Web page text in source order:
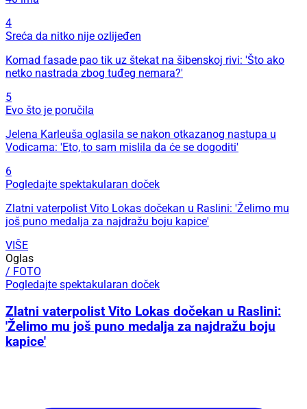
4
Sreća da nitko nije ozlijeđen
Komad fasade pao tik uz štekat na šibenskoj rivi: 'Što ako
netko nastrada zbog tuđeg nemara?'
5
Evo što je poručila
Jelena Karleuša oglasila se nakon otkazanog nastupa u
Vodicama: 'Eto, to sam mislila da će se dogoditi'
6
Pogledajte spektakularan doček
Zlatni vaterpolist Vito Lokas dočekan u Raslini: 'Želimo mu
još puno medalja za najdražu boju kapice'
VIŠE
Oglas
/ FOTO
Pogledajte spektakularan doček
Zlatni vaterpolist Vito Lokas dočekan u Raslini:
'Želimo mu još puno medalja za najdražu boju
kapice'